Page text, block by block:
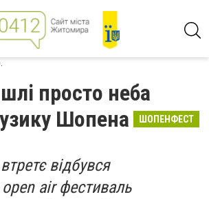
просто неба
Шопена
ШОПЕНФЕСТ
третєвідбувся
air фестиваль